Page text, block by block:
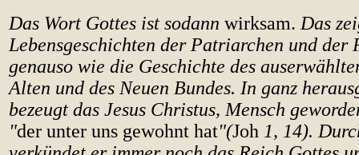
Das Wort Gottes ist sodann wirksam. Das
Lebensgeschichten der Patriarchen und der
genauso wie die Geschichte des
Alten und des Neuen Bundes. In ganz
bezeugt das Jesus Christus, Mensch
"der unter uns gewohnt hat"(Joh 1, 14).